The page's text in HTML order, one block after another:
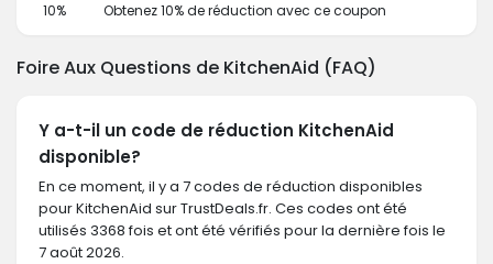
10% Obtenez 10% de réduction avec ce coupon
Foire Aux Questions de KitchenAid (FAQ)
Y a-t-il un code de réduction KitchenAid
disponible?
En ce moment, il y a 7 codes de réduction disponibles
pour KitchenAid sur TrustDeals.fr. Ces codes ont été
utilisés 3368 fois et ont été vérifiés pour la dernière fois le
7 août 2026.